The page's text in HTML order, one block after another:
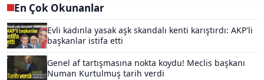
En Çok Okunanlar
Evli kadınla yasak aşk skandalı kenti karıştırdı: AKP'li
başkanlar istifa etti
Genel af tartışmasına nokta koydu! Meclis başkanı
Numan Kurtulmuş tarih verdi